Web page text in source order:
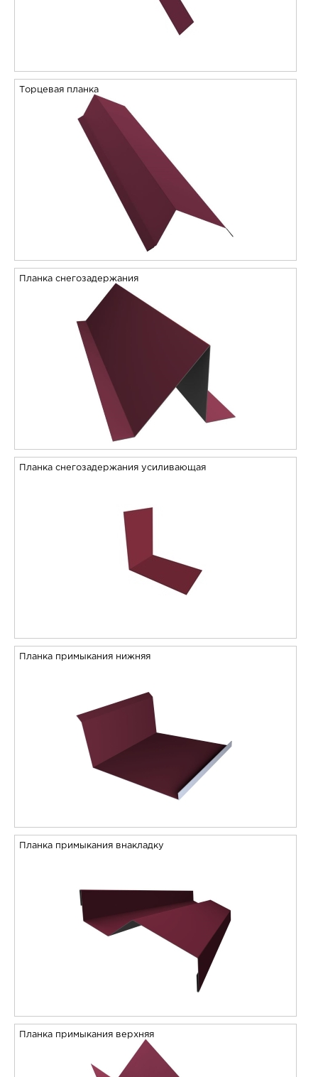
Торцевая планка
Планка снегозадержания
Планка снегозадержания усиливающая
Планка примыкания нижняя
Планка примыкания внакладку
Планка примыкания верхняя